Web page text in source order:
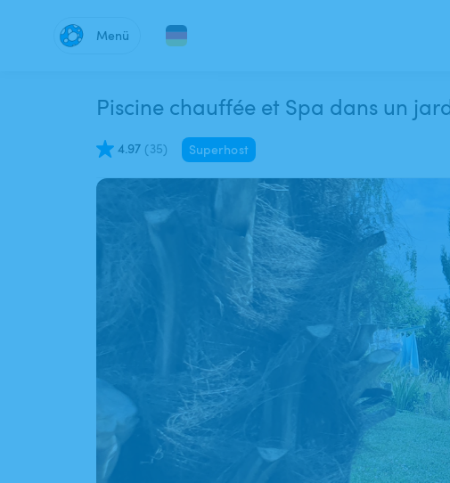
Menü
Piscine chauffée et Spa dans un
4.97 (35) Superhost